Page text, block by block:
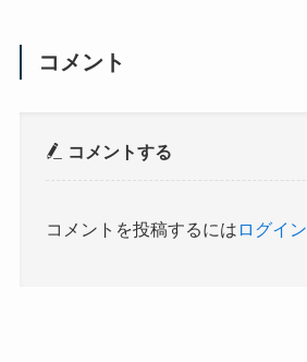
コメント
コメントする
コメントを投稿するには ログイン